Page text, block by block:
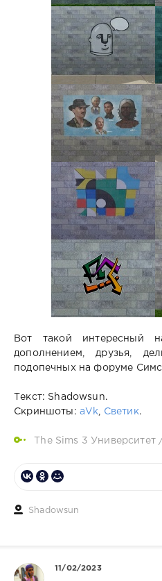
Вот такой интересный
дополнением, друзья,
подопечных на форуме
Текст: Shadowsun.
Скриншоты: aVk Светик.
The Sims 3 Университет /
Shadowsun
11/02/2023